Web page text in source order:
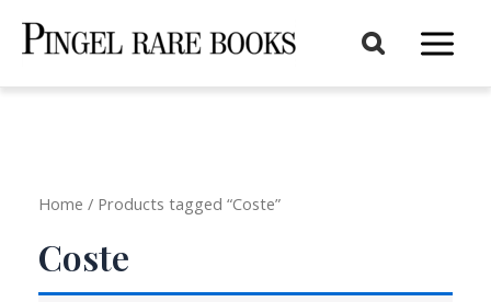
Main
Home / Products tagged “Coste”
Coste